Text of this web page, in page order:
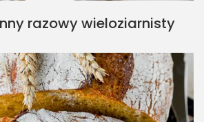
razowy wieloziarnisty